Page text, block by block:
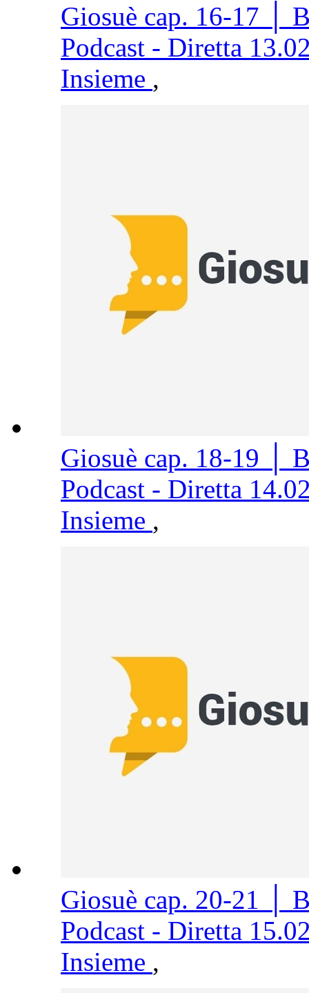
Giosuè cap. 16-17 │
Podcast - Diretta
Insieme ,
Giosuè cap. 18-19 │
Podcast - Diretta
Insieme ,
Giosuè cap. 20-21 │
Podcast - Diretta
Insieme ,